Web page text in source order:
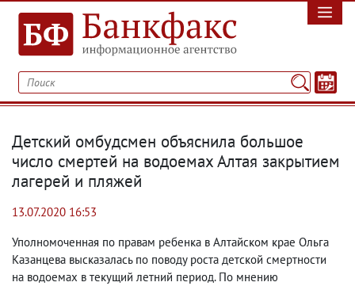
Детский омбудсмен объяснила большое
число смертей на водоемах Алтая закрытием
лагерей и пляжей
13.07.2020 16:53
Уполномоченная по правам ребенка в Алтайском крае Ольга
Казанцева высказалась по поводу роста детской смертности
на водоемах в текущий летний период. По мнению